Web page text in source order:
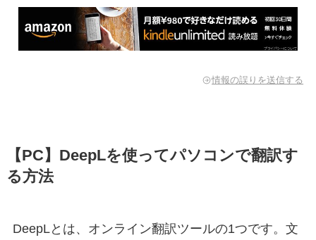
情報の誤りを送信する
【PC】DeepLを使ってパソコンで翻訳す
る方法
DeepLとは、オンライン翻訳ツールの1つです。文